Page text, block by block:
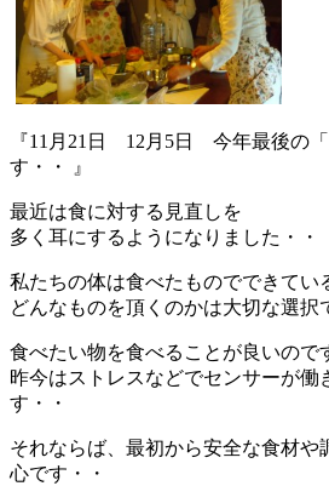
『11月21日 12月5日 今年最後の
す・・ 』
最近は食に対する見直しを
多く耳にするようになりました・・
私たちの体は食べたものでできてい
どんなものを頂くのかは大切な選択
食べたい物を食べることが良いので
昨今はストレスなどでセンサーが働
す・・
それならば、最初から安全な食材や
心です・・